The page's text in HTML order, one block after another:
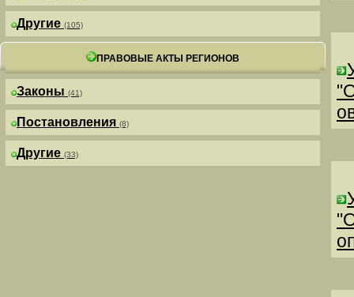
Другие (105)
ПРАВОВЫЕ АКТЫ РЕГИОНОВ
Законы (41)
Постановления (8)
Другие (33)